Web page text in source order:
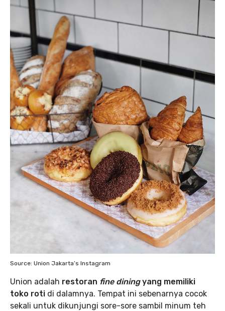
Source: Union Jakarta’s Instagram
Union adalah restoran fine diningyang memiliki
toko roti di dalamnya. Tempat ini sebenarnya cocok
sekali untuk dikunjungi sore-sore sambil minum teh